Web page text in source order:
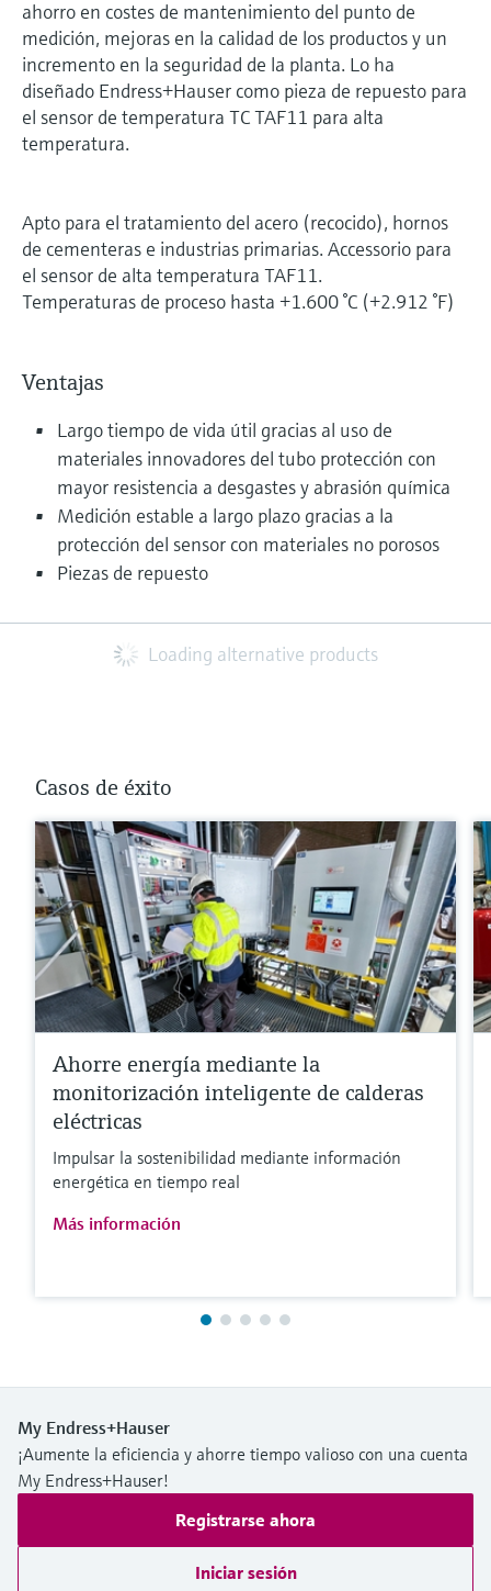
ahorro en costes de mantenimiento del punto de
medición, mejoras en la calidad de los productos y un
incremento en la seguridad de la planta. Lo ha
diseñado Endress+Hauser como pieza de repuesto para
el sensor de temperatura TC TAF11 para alta
temperatura.
Apto para el tratamiento del acero (recocido), hornos
de cementeras e industrias primarias. Accessorio para
el sensor de alta temperatura TAF11.
Temperaturas de proceso hasta +1.600 °C (+2.912 °F)
Ventajas
Largo tiempo de vida útil gracias al uso de
materiales innovadores del tubo protección con
mayor resistencia a desgastes y abrasión química
Medición estable a largo plazo gracias a la
protección del sensor con materiales no porosos
Piezas de repuesto
Loading alternative products
Casos de éxito
Ahorre energía mediante la
monitorización inteligente de calderas
eléctricas
Impulsar la sostenibilidad mediante información
energética en tiempo real
Más información
My Endress+Hauser
¡Aumente la eficiencia y ahorre tiempo valioso con una cuenta
My Endress+Hauser!
Registrarse ahora
Iniciar sesión